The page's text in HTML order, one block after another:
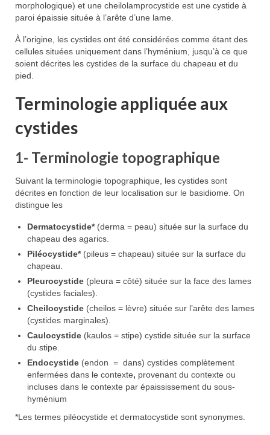
morphologique) et une cheilolamprocystide est une cystide à
paroi épaissie située à l’arête d’une lame.
À l’origine, les cystides ont été considérées comme étant des
cellules situées uniquement dans l’hyménium, jusqu’à ce que
soient décrites les cystides de la surface du chapeau et du
pied.
Terminologie appliquée aux
cystides
1- Terminologie topographique
Suivant la terminologie topographique, les cystides sont
décrites en fonction de leur localisation sur le basidiome. On
distingue les
Dermatocystide*(derma = peau) située sur la surface du
chapeau des agarics.
Piléocystide*(pileus = chapeau) située sur ​​la surface du
chapeau.
Pleurocystide (pleura = côté) située sur la face des lames
(cystides faciales).
Cheilocystide (cheilos = lèvre) située sur l’arête des lames
(cystides marginales).
Caulocystide (kaulos = stipe) cystide située sur la surface
du stipe.
Endocystide (endon = dans) cystides complètement
enfermées dans le contexte, provenant du contexte ou
incluses dans le contexte par épaississement du sous-
hyménium
*Les termes piléocystide et dermatocystide sont synonymes.